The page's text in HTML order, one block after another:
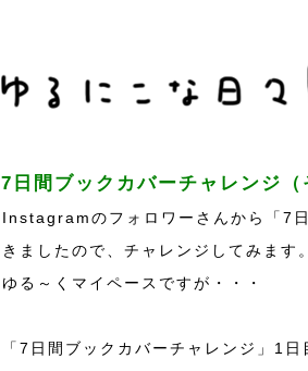
7日間ブックカバーチャレンジ（
Instagramのフォロワーさんから「7
きましたので、チャレンジしてみます。
ゆる～くマイペースですが・・・
「7日間ブックカバーチャレンジ」1日